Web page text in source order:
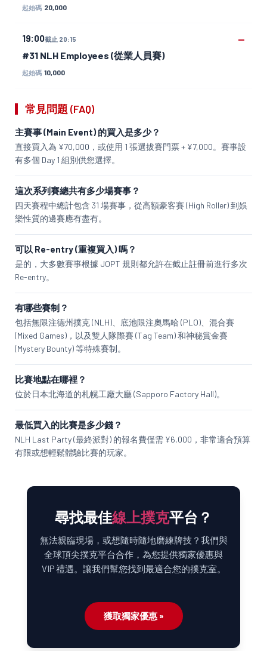
起始碼 20,000
19:00截止 20:15
#31 NLH Employees (從業人員賽)
起始碼 10,000
—
常見問題 (FAQ)
主賽事 (Main Event) 的買入是多少？
直接買入為 ¥70,000，或使用 1 張選拔賽門票 + ¥7,000。賽事設
有多個 Day 1 組別供您選擇。
這次系列賽總共有多少場賽事？
四天賽程中總計包含 31 場賽事，從高額豪客賽 (High Roller) 到娛
樂性質的邊賽應有盡有。
可以 Re-entry (重複買入) 嗎？
是的，大多數賽事根據 JOPT 規則都允許在截止註冊前進行多次
Re-entry。
有哪些賽制？
包括無限注德州撲克 (NLH)、底池限注奧馬哈 (PLO)、混合賽
(Mixed Games)，以及雙人隊際賽 (Tag Team) 和神秘賞金賽
(Mystery Bounty) 等特殊賽制。
比賽地點在哪裡？
位於日本北海道的札幌工廠大廳 (Sapporo Factory Hall)。
最低買入的比賽是多少錢？
NLH Last Party (最終派對) 的報名費僅需 ¥6,000，非常適合預算
有限或想輕鬆體驗比賽的玩家。
尋找最佳線上撲克平台？
無法親臨現場，或想隨時隨地磨練牌技？我們與
全球頂尖撲克平台合作，為您提供獨家優惠與
VIP 禮遇。讓我們幫您找到最適合您的撲克室。
獲取獨家優惠 »